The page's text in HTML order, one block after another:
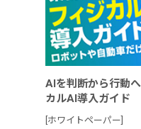
AIを判断から行動
カルAI導入ガイド
[ホワイトペーパー]